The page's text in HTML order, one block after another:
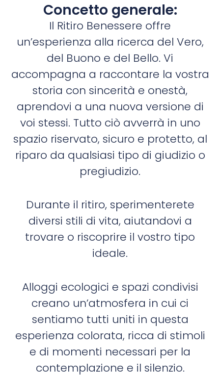
Concetto generale:
Il Ritiro Benessere offre
un’esperienza alla ricerca del Vero,
del Buono e del Bello. Vi
accompagna a raccontare la vostra
storia con sincerità e onestà,
aprendovi a una nuova versione di
voi stessi. Tutto ciò avverrà in uno
spazio riservato, sicuro e protetto, al
riparo da qualsiasi tipo di giudizio o
pregiudizio.
Durante il ritiro, sperimenterete
diversi stili di vita, aiutandovi a
trovare o riscoprire il vostro tipo
ideale.
Alloggi ecologici e spazi condivisi
creano un’atmosfera in cui ci
sentiamo tutti uniti in questa
esperienza colorata, ricca di stimoli
e di momenti necessari per la
contemplazione e il silenzio.